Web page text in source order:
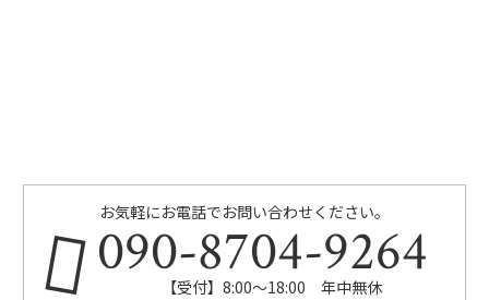
お気軽にお電話でお問い合わせください。
090-8704-9264
【受付】8:00～18:00 年中無休